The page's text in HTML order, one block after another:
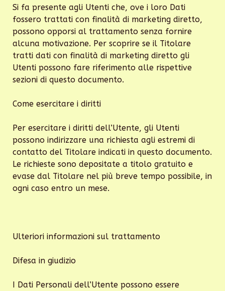
Si fa presente agli Utenti che, ove i loro Dati
fossero trattati con finalità di marketing diretto,
possono opporsi al trattamento senza fornire
alcuna motivazione. Per scoprire se il Titolare
tratti dati con finalità di marketing diretto gli
Utenti possono fare riferimento alle rispettive
sezioni di questo documento.
Come esercitare i diritti
Per esercitare i diritti dell’Utente, gli Utenti
possono indirizzare una richiesta agli estremi di
contatto del Titolare indicati in questo documento.
Le richieste sono depositate a titolo gratuito e
evase dal Titolare nel più breve tempo possibile, in
ogni caso entro un mese.
Ulteriori informazioni sul trattamento
Difesa in giudizio
I Dati Personali dell’Utente possono essere